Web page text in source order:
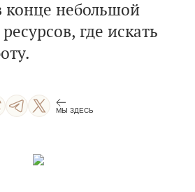
небольшой
где искать
МЫ ЗДЕСЬ